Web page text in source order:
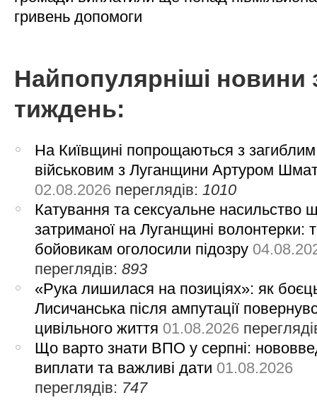
гривень допомоги
Найпопулярніші новини
тиждень:
На Київщині попрощаються з загиблим
військовим з Луганщини Артуром
02.08.2026 переглядів: 1010
Катування та сексуальне насильство
затриманої на Луганщині волонтерки:
бойовикам оголосили підозру
переглядів:893
«Рука лишилася на позиціях»: як
Лисичанська після ампутації
цивільного життя 01.08.2026
Що варто знати ВПО у серпні:
виплати та важливі дати 01.08.2026
переглядів: 747